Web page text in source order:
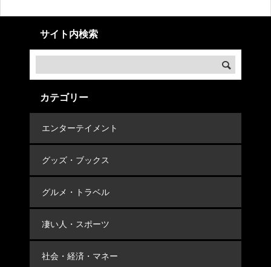
サイト内検索
カテゴリー
エンターテイメント
グッズ・ブックス
グルメ・トラベル
凄い人・スポーツ
社会・経済・マネー